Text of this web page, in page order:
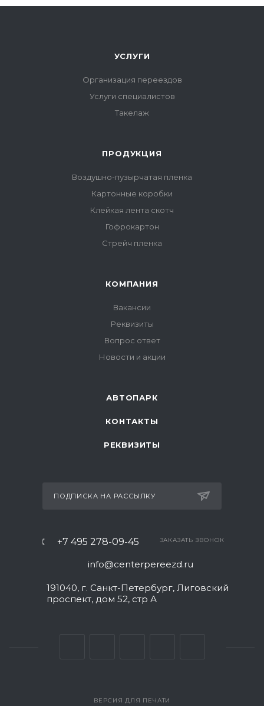
УСЛУГИ
Организация переездов
Услуги специалистов
Такелаж
ПРОДУКЦИЯ
Воздушно-пузырчатая пленка
Картонные коробки
Клейкая лента скотч
Гофрокартон
Стрейч пленка
КОМПАНИЯ
Вакансии
Реквизиты
Вопрос ответ
Новости и акции
АВТОПАРК
КОНТАКТЫ
РЕКВИЗИТЫ
ПОДПИСКА НА РАССЫЛКУ
+7 495 278-09-45 ЗАКАЗАТЬ ЗВОНОК
info@centerpereezd.ru
191040, г. Санкт-Петербург, Лиговский
проспект, дом 52, стр А
ВЕРСИЯ ДЛЯ ПЕЧАТИ